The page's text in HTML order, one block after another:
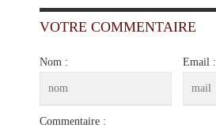
VOTRE COMMENTAIRE
Nom : Email :
Commentaire :